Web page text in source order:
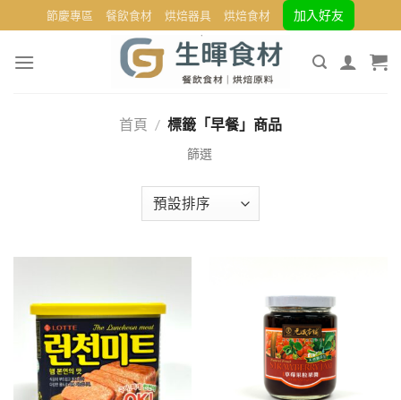
to
content
節慶專區 餐飲食材 烘焙器具 烘焙食材 加入好友
首頁 / 標籤「早餐」商品